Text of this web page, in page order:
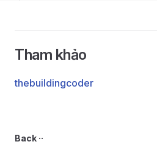
Tham khảo
thebuildingcoder
Back ··